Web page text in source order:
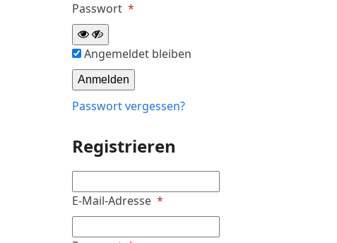
Passwort *
Angemeldet bleiben
Anmelden
Passwort vergessen?
Registrieren
E-Mail-Adresse *